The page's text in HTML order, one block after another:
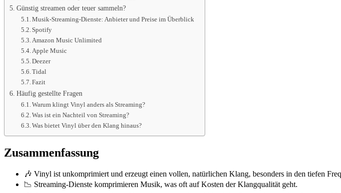
Günstig streamen oder teuer sammeln?
Musik-Streaming-Dienste: Anbieter und Preise im Überblick
Spotify
Amazon Music Unlimited
Apple Music
Deezer
Tidal
Fazit
Häufig gestellte Fragen
Warum klingt Vinyl anders als Streaming?
Was ist ein Nachteil von Streaming?
Was bietet Vinyl über den Klang hinaus?
Zusammenfassung
🎶 Vinyl ist unkomprimiert und erzeugt einen vollen, natürlichen Klang, besonders in den tiefen
📉 Streaming-Dienste komprimieren Musik, was oft auf Kosten der Klangqualität geht.